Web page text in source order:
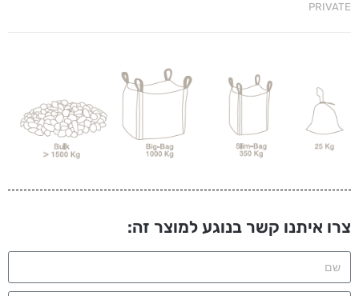
PRIVATE
צרו איתנו קשר בנוגע למוצר זה: